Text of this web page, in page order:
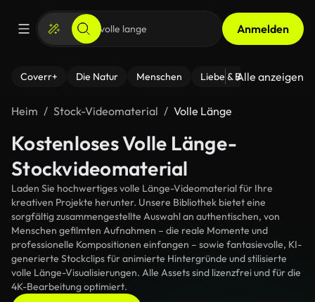
Anmelden
Coverr+ Die Natur Menschen Liebe & Beziehungen
Alle anzeigen
Heim Stock-Videomaterial Volle Länge
Kostenloses Volle Länge-
Stockvideomaterial
Laden Sie hochwertiges volle Länge-Videomaterial für Ihre
kreativen Projekte herunter. Unsere Bibliothek bietet eine
sorgfältig zusammengestellte Auswahl an authentischen, von
Menschen gefilmten Aufnahmen – die reale Momente und
professionelle Kompositionen einfangen – sowie fantasievolle, KI-
generierte Stockclips für animierte Hintergründe und stilisierte
volle Länge-Visualisierungen. Alle Assets sind lizenzfrei und für die
4K-Bearbeitung optimiert.